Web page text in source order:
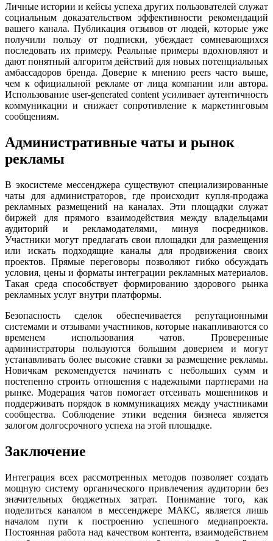
Личные истории и кейсы успеха других пользователей служат
социальным доказательством эффективности рекомендаций
вашего канала. Публикация отзывов от людей, которые уже
получили пользу от подписки, убеждает сомневающихся
последовать их примеру. Реальные примеры вдохновляют и
дают понятный алгоритм действий для новых потенциальных
амбассадоров бренда. Доверие к мнению peers часто выше,
чем к официальной рекламе от лица компании или автора.
Использование user-generated content усиливает аутентичность
коммуникации и снижает сопротивление к маркетинговым
сообщениям.
Административные чаты и рынок
рекламы
В экосистеме мессенджера существуют специализированные
чаты для администраторов, где происходит купля-продажа
рекламных размещений на каналах. Эти площадки служат
биржей для прямого взаимодействия между владельцами
аудиторий и рекламодателями, минуя посредников.
Участники могут предлагать свои площадки для размещения
или искать подходящие каналы для продвижения своих
проектов. Прямые переговоры позволяют гибко обсуждать
условия, цены и форматы интеграции рекламных материалов.
Такая среда способствует формированию здорового рынка
рекламных услуг внутри платформы.
Безопасность сделок обеспечивается репутационными
системами и отзывами участников, которые накапливаются со
временем использования чатов. Проверенные
администраторы пользуются большим доверием и могут
устанавливать более высокие ставки за размещение рекламы.
Новичкам рекомендуется начинать с небольших сумм и
постепенно строить отношения с надежными партнерами на
рынке. Модерация чатов помогает отсеивать мошенников и
поддерживать порядок в коммуникациях между участниками
сообщества. Соблюдение этики ведения бизнеса является
залогом долгосрочного успеха на этой площадке.
Заключение
Интеграция всех рассмотренных методов позволяет создать
мощную систему органического привлечения аудитории без
значительных бюджетных затрат. Понимание того, как
поделиться каналом в мессенджере МАКС, является лишь
началом пути к построению успешного медиапроекта.
Постоянная работа над качеством контента, взаимодействием